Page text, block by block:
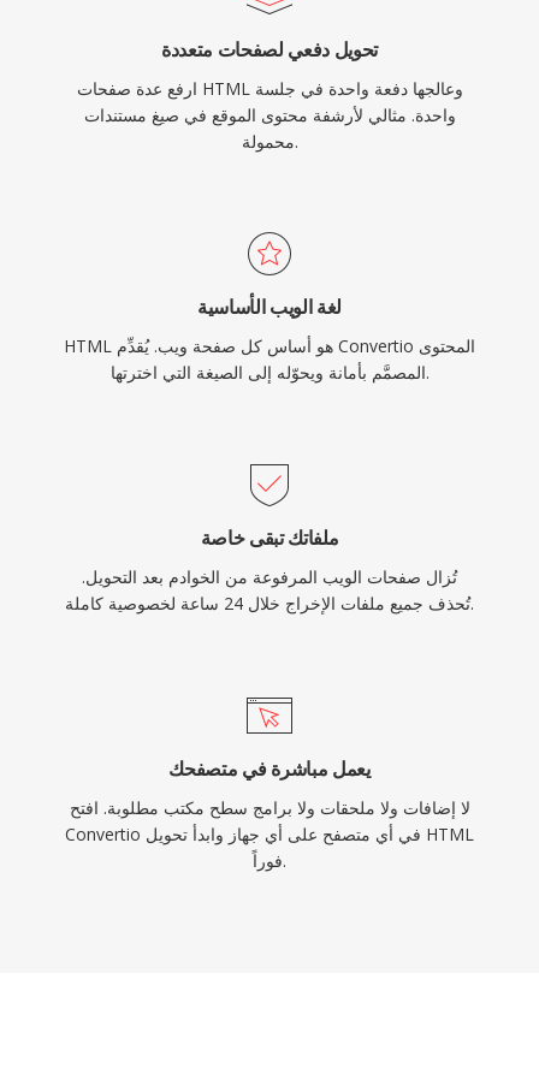
تحويل دفعي لصفحات متعددة
ارفع عدة صفحات HTML وعالجها دفعة واحدة في جلسة
واحدة. مثالي لأرشفة محتوى الموقع في صيغ مستندات
محمولة.
لغة الويب الأساسية
HTML هو أساس كل صفحة ويب. يُقدِّم Convertio المحتوى
المصمَّم بأمانة ويحوّله إلى الصيغة التي اخترتها.
ملفاتك تبقى خاصة
تُزال صفحات الويب المرفوعة من الخوادم بعد التحويل.
تُحذف جميع ملفات الإخراج خلال 24 ساعة لخصوصية كاملة.
يعمل مباشرة في متصفحك
لا إضافات ولا ملحقات ولا برامج سطح مكتب مطلوبة. افتح
Convertio في أي متصفح على أي جهاز وابدأ تحويل HTML
فوراً.